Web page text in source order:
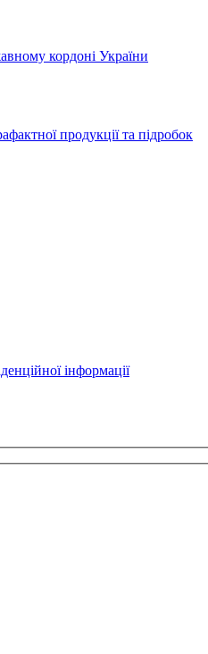
кордоні України
продукції та підробок
інформації